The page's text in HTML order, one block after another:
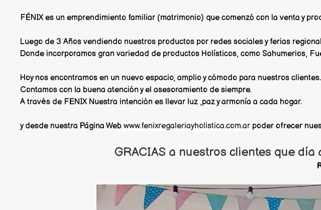
FÉNIX es un emprendimiento familiar (matrimonio) que comenzó con la venta y
Luego de 3 Años vendiendo nuestros productos por redes sociales y ferias
Donde incorporamos gran variedad de productos Holísticos, como Sahumerios,
Hoy nos encontramos en un nuevo espacio, amplio y cómodo para nuestros
Contamos con la buena atención y el asesoramiento de siempre.
A través de FENIX Nuestra intención es llevar luz ,paz y armonía a cada hogar.
y desde nuestra Página Web www.fenixregaleriayholistica.com.ar poder ofrecer
GRACIAS a nuestros clientes que